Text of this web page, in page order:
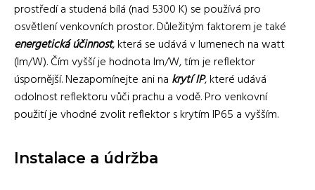
prostředí a studená bílá (nad 5300 K) se používá pro
osvětlení venkovních prostor. Důležitým faktorem je také
energetická účinnost, která se udává v lumenech na watt
(lm/W). Čím vyšší je hodnota lm/W, tím je reflektor
úspornější. Nezapomínejte ani na krytí IP, které udává
odolnost reflektoru vůči prachu a vodě. Pro venkovní
použití je vhodné zvolit reflektor s krytím IP65 a vyšším.
Instalace a údržba